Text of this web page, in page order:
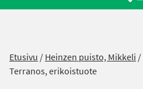
Etusivu /Heinzen puisto, Mikkeli /
Terranos, erikoistuote